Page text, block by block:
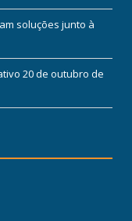
soluções junto à
20 de outubro de